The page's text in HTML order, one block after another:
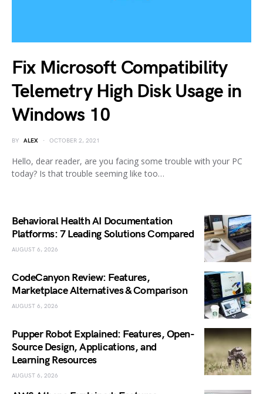
Fix Microsoft Compatibility
Telemetry High Disk Usage in
Windows 10
BY ALEX OCTOBER 2, 2021
Hello, dear reader, are you facing some trouble with your PC
today? Is that trouble seeming like too…
Behavioral Health AI Documentation
Platforms: 7 Leading Solutions Compared
AUGUST 6, 2026
CodeCanyon Review: Features,
Marketplace Alternatives & Comparison
AUGUST 6, 2026
Pupper Robot Explained: Features, Open-
Source Design, Applications, and
Learning Resources
AUGUST 6, 2026